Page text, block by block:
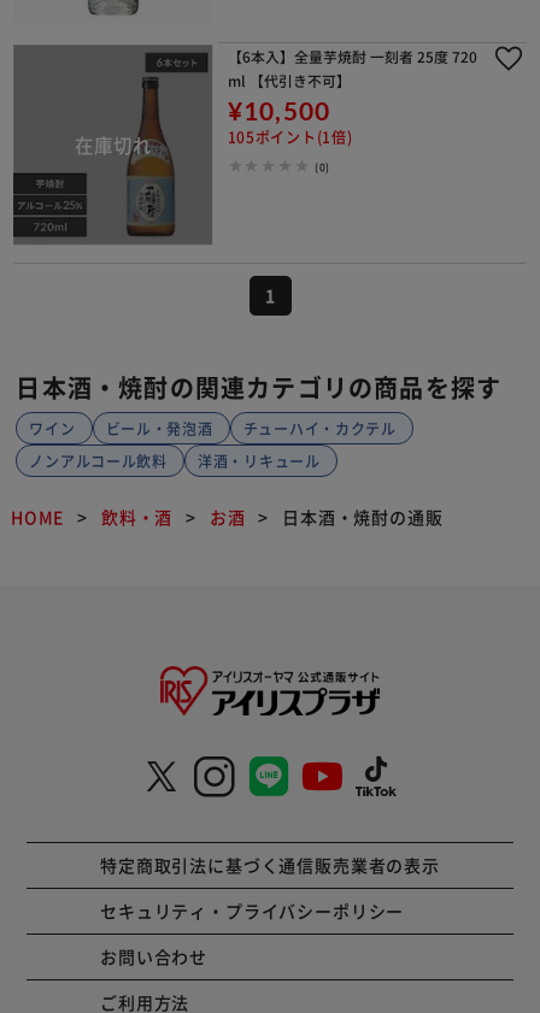
【6本入】全量芋焼酎 一刻者 25度 720
ml 【代引き不可】
¥10,500
105ポイント(1倍)
(0)
1
日本酒・焼酎の関連カテゴリの商品を探す
ワイン ビール・発泡酒
チューハイ・カクテル
ノンアルコール飲料
洋酒・リキュール
HOME 飲料・酒 お酒 日本酒・焼酎の通販
特定商取引法に基づく通信販売業者の表示
セキュリティ・プライバシーポリシー
お問い合わせ
ご利用方法